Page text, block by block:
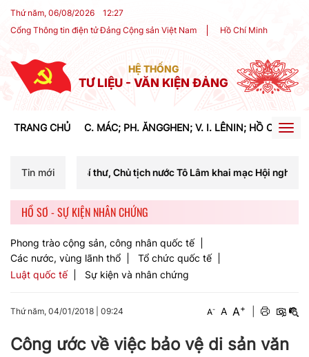
Thứ năm, 06/08/2026 12:27
Cổng Thông tin điện tử Đảng Cộng sản Việt Nam
Hồ Chí Minh
HỆ THỐNG
TƯ LIỆU - VĂN KIỆN ĐẢNG
TRANG CHỦ C. MÁC; PH. ĂNGGHEN; V. I. LÊNIN; HỒ CHÍ
Tin mới
Bí thư, Chủ tịch nước Tô Lâm khai mạc Hội nghị Trung ương
HỒ SƠ - SỰ KIỆN NHÂN CHỨNG
Phong trào cộng sản, công nhân quốc tế
Các nước, vùng lãnh thổ
Tổ chức quốc tế
Luật quốc tế
Sự kiện và nhân chứng
Thứ năm, 04/01/2018 09:24 A- A A+
Công ước về việc bảo vệ di sản văn